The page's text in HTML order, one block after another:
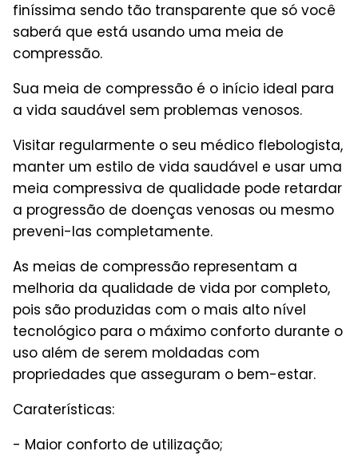
finíssima sendo tão transparente que só você
saberá que está usando uma meia de
compressão.
Sua meia de compressão é o início ideal para
a vida saudável sem problemas venosos.
Visitar regularmente o seu médico flebologista,
manter um estilo de vida saudável e usar uma
meia compressiva de qualidade pode retardar
a progressão de doenças venosas ou mesmo
preveni-las completamente.
As meias de compressão representam a
melhoria da qualidade de vida por completo,
pois são produzidas com o mais alto nível
tecnológico para o máximo conforto durante o
uso além de serem moldadas com
propriedades que asseguram o bem-estar.
Caraterísticas:
- Maior conforto de utilização;